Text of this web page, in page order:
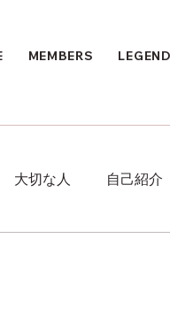
MEMBERS LEGEND
大切な人 自己紹介